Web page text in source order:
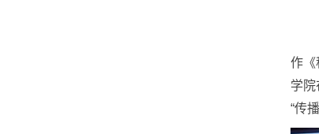
作《
学院
“传